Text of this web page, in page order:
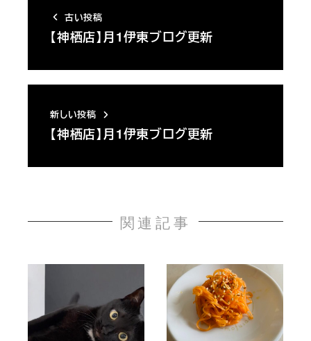
古い投稿
【神栖店】月1伊東ブログ更新
新しい投稿
【神栖店】月1伊東ブログ更新
関連記事